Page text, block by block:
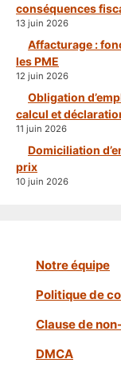
conséquences
13 juin 2026
Affacturage :
les PME
12 juin 2026
Obligation
calcul et
11 juin 2026
Domiciliation
prix
10 juin 2026
Notre équipe
Politique de
Clause de
DMCA